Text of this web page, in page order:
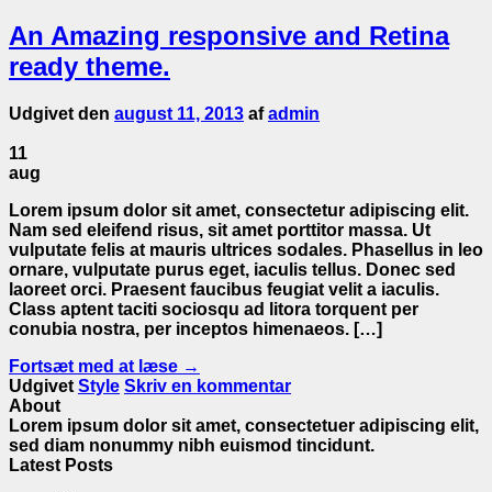
An Amazing responsive and Retina
ready theme.
Udgivet den august 11, 2013 afadmin
11
aug
Lorem ipsum dolor sit amet, consectetur adipiscing elit.
Nam sed eleifend risus, sit amet porttitor massa. Ut
vulputate felis at mauris ultrices sodales. Phasellus in leo
ornare, vulputate purus eget, iaculis tellus. Donec sed
laoreet orci. Praesent faucibus feugiat velit a iaculis.
Class aptent taciti sociosqu ad litora torquent per
conubia nostra, per inceptos himenaeos. […]
Fortsæt med at læse →
Udgivet Style Skriv en kommentar
About
Lorem ipsum dolor sit amet, consectetuer adipiscing elit,
sed diam nonummy nibh euismod tincidunt.
Latest Posts